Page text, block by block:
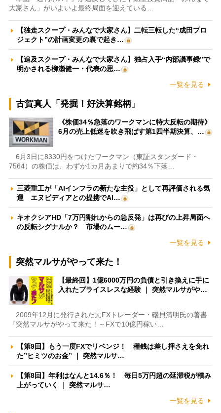
大家さん」がいよいよ最終局面を迎えている…
【独走スクープ・みんなで大家さん】二転三転した“成田プロ
ジェクト”の計画変更の裏で起き…
【追及スクープ・みんなで大家さん】独占入手“内部議事録”で
明かされる柳瀬健一・代表の思…
一覧を見る
古賀真人「発掘！好決算銘柄」
《株価34％急落のワークマンに特大反転の期待》
6月の売上低迷を吹き飛ばす第1四半期決算、…
6月3日に8330円をつけたワークマン（東証スタンダード・
7564）の株価は、わずか1カ月あまりで約34％下落…
三菱重工が「AIインフラの新たな主役」として再評価される気
運 エヌビディアとの提携でAI…
キオクシアHD「7万円割れからの急反発」は再びの上昇局面へ
の反転シグナルか？ 市場のムー…
一覧を見る
突然マルサがやって来た！
【最終回】1億6000万円の負債と引き換えに手に
入れたプライスレスな経験 ｜ 突然マルサがや…
2009年12月に発行された元FXトレーダー・磯貝清明氏の著書
『突然マルサがやって来た！～FXで10億円稼い…
【第9回】もう一度FXでリベンジ！ 種銭は差し押さえを免れ
た”ヒミツのお金” ｜ 突然マルサ…
【第8回】年利はなんと14.6％！ 毎日5万円超の延滞税が積み
上がっていく ｜ 突然マルサ…
一覧を見る